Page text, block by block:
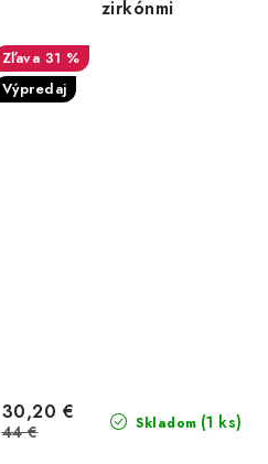
zirkónmi
31 %
Výpredaj
Skladom (1 ks)
30,20 €
44 €